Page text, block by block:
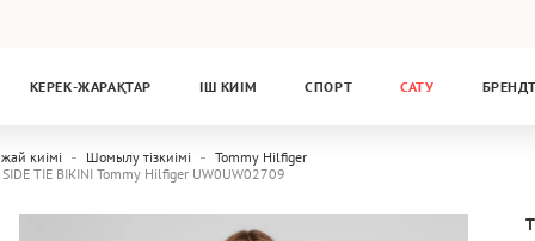
КЕРЕК-ЖАРАҚТАР ІШ КИІМ СПОРТ САТУ
киімі Шомылу тізкиімі
Tommy Hilfiger
SIDE TIE BIKINI Tommy Hilfiger UW0UW02709